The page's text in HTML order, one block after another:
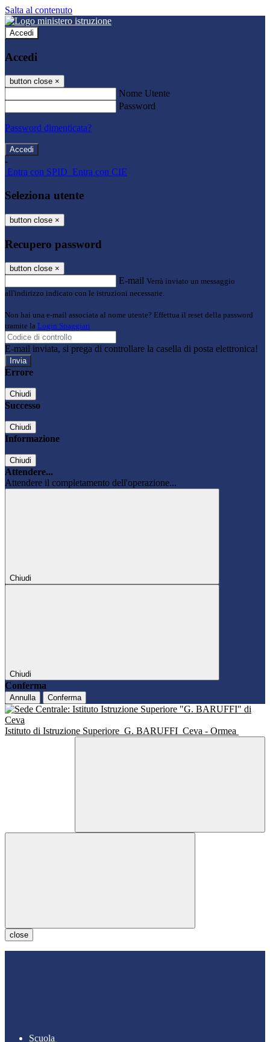
Salta al contenuto
Accedi
Accedi
button close ×
Nome Utente
Password
Password dimenticata?
-
Entra con SPID Entra con CIE
Seleziona utente
button close ×
Recupero password
button close ×
E-mail Verrà inviato un messaggio
all'indirizzo indicato con le istruzioni necessarie.
Non hai una e-mail associata al nome utente? Effettua il reset della password
tramite la Login Spaggiari
E-mail inviata, si prega di controllare la casella di posta elettronica!
Errore
Chiudi
Successo
Chiudi
Informazione
Chiudi
Attendere...
Attendere il completamento dell'operazione...
Chiudi
Chiudi
Conferma
Annulla Conferma
Istituto di Istruzione Superiore G. BARUFFI Ceva - Ormea
close
Scuola